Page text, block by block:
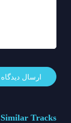
Similar Tracks